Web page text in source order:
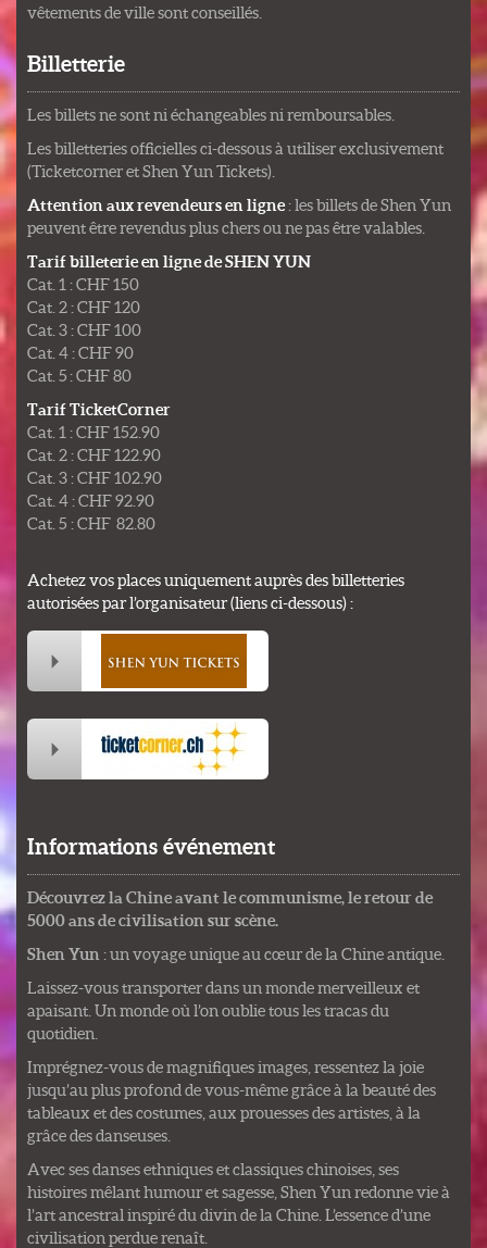
vêtements de ville sont conseillés.
Billetterie
Les billets ne sont ni échangeables ni remboursables.
Les billetteries officielles ci-dessous à utiliser exclusivement
(Ticketcorner et Shen Yun Tickets).
Attention aux revendeurs en ligne: les billets de Shen Yun
peuvent être revendus plus chers ou ne pas être valables.
Tarif billeterie en ligne de SHEN YUN
Cat. 1 : CHF 150
Cat. 2 : CHF 120
Cat. 3 : CHF 100
Cat. 4 : CHF 90
Cat. 5 : CHF 80
Tarif TicketCorner
Cat. 1 : CHF 152.90
Cat. 2 : CHF 122.90
Cat. 3 : CHF 102.90
Cat. 4 : CHF 92.90
Cat. 5 : CHF 82.80
Achetez vos places uniquement auprès des billetteries
autorisées par l’organisateur (liens ci-dessous) :
Informations événement
Découvrez la Chine avant le communisme, le retour de
5000 ans de civilisation sur scène.
Shen Yun : un voyage unique au cœur de la Chine antique.
Laissez-vous transporter dans un monde merveilleux et
apaisant. Un monde où l’on oublie tous les tracas du
quotidien.
Imprégnez-vous de magnifiques images, ressentez la joie
jusqu’au plus profond de vous-même grâce à la beauté des
tableaux et des costumes, aux prouesses des artistes, à la
grâce des danseuses.
Avec ses danses ethniques et classiques chinoises, ses
histoires mêlant humour et sagesse, Shen Yun redonne vie à
l’art ancestral inspiré du divin de la Chine. L’essence d’une
civilisation perdue renaît.